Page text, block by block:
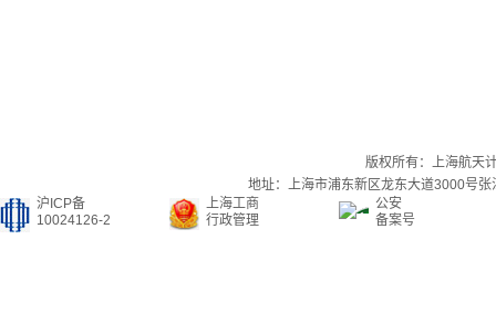
版权所有：上海航天
地址：上海市浦东新区龙东大道3000号
沪ICP备
10024126-2
上海工商
行政管理
公安
备案号